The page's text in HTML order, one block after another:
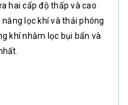
hai cấp độ thấp và cao
lọc khí và thải phóng
khí nhằm lọc bụi bẩn và